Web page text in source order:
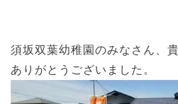
須坂双葉幼稚園のみなさん、
ありがとうございました。